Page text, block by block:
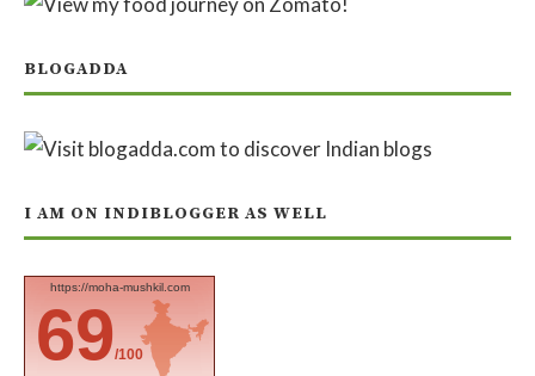
BLOGADDA
I AM ON INDIBLOGGER AS WELL
https://moha-mushkil.com
69/100